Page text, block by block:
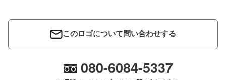
このロゴについて問い合わせする
080-6084-5337